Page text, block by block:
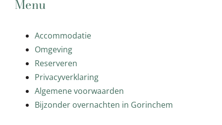
Menu
Accommodatie
Omgeving
Reserveren
Privacyverklaring
Algemene voorwaarden
Bijzonder overnachten in Gorinchem